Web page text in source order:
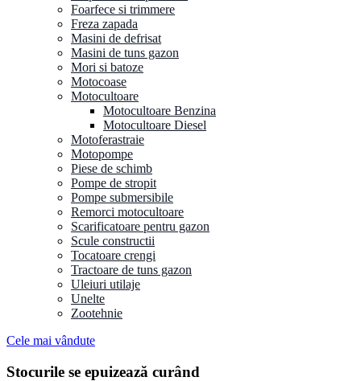
Foarfece si trimmere
Freza zapada
Masini de defrisat
Masini de tuns gazon
Mori si batoze
Motocoase
Motocultoare
Motocultoare Benzina
Motocultoare Diesel
Motoferastraie
Motopompe
Piese de schimb
Pompe de stropit
Pompe submersibile
Remorci motocultoare
Scarificatoare pentru gazon
Scule constructii
Tocatoare crengi
Tractoare de tuns gazon
Uleiuri utilaje
Unelte
Zootehnie
Cele mai vândute
Stocurile se epuizează curând